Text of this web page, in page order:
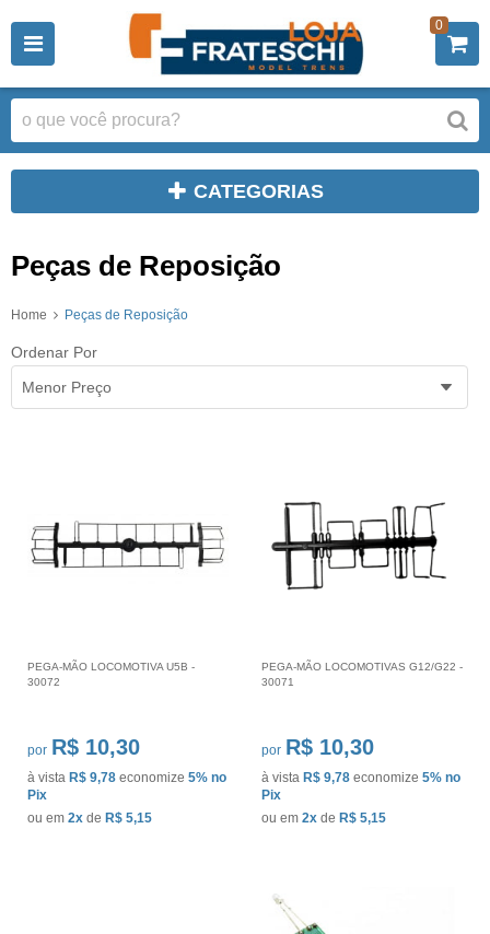
0
CATEGORIAS
Peças de Reposição
Home Peças de Reposição
Ordenar Por
Menor Preço
PEGA-MÃO LOCOMOTIVA U5B -
30072
por R$ 10,30
à vista R$ 9,78 economize 5% no
Pix
ou em 2x de R$ 5,15
PEGA-MÃO LOCOMOTIVAS G12/G22 -
30071
por R$ 10,30
à vista R$ 9,78 economize 5% no
Pix
ou em 2x de R$ 5,15